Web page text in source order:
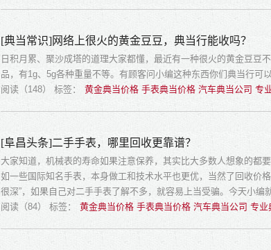
[典当常识]网络上很火的黄金豆豆，典当行能收吗？
日积月累、聚沙成塔的道理大家都懂，最近有一种很火的黄金豆豆
品，有1g、5g各种重量不等。有顾客问小编这种东西你们典当行可
阅读（148） 标签： 黄金典当价格 手表典当价格 汽车典当公司 专
[阜昌头条]二手手表，哪里回收更靠谱？
大家知道，机械表的寿命如果注意保养，其实比大多数人想象的都
如一些国际知名手表，本身做工和技术水平也更优，当然了回收价
很深”，如果自己对二手手表了解不多，就容易上当受骗。今天小编
阅读（84） 标签： 黄金典当价格 手表典当价格 汽车典当公司 专业